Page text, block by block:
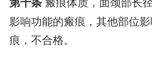
影响功能的瘢痕，其他部位
痕，不合格。